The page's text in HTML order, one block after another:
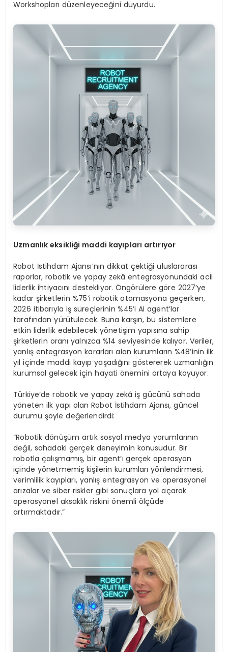
Workshopları düzenleyeceğini duyurdu.
Uzmanlık eksikliği maddi kayıpları artırıyor
Robot İstihdam Ajansı’nın dikkat çektiği uluslararası
raporlar, robotik ve yapay zekâ entegrasyonundaki acil
liderlik ihtiyacını destekliyor. Öngörülere göre 2027’ye
kadar şirketlerin %75’i robotik otomasyona geçerken,
2026 itibarıyla iş süreçlerinin %45’i AI agent’lar
tarafından yürütülecek. Buna karşın, bu sistemlere
etkin liderlik edebilecek yönetişim yapısına sahip
şirketlerin oranı yalnızca %14 seviyesinde kalıyor. Veriler,
yanlış entegrasyon kararları alan kurumların %48’inin ilk
yıl içinde maddi kayıp yaşadığını göstererek uzmanlığın
kurumsal gelecek için hayati önemini ortaya koyuyor.
Türkiye’de robotik ve yapay zekâ iş gücünü sahada
yöneten ilk yapı olan Robot İstihdam Ajansı, güncel
durumu şöyle değerlendirdi:
“Robotik dönüşüm artık sosyal medya yorumlarının
değil, sahadaki gerçek deneyimin konusudur. Bir
robotla çalışmamış, bir agent’ı gerçek operasyon
içinde yönetmemiş kişilerin kurumları yönlendirmesi,
verimlilik kayıpları, yanlış entegrasyon ve operasyonel
arızalar ve siber riskler gibi sonuçlara yol açarak
operasyonel aksaklık riskini önemli ölçüde
artırmaktadır.”